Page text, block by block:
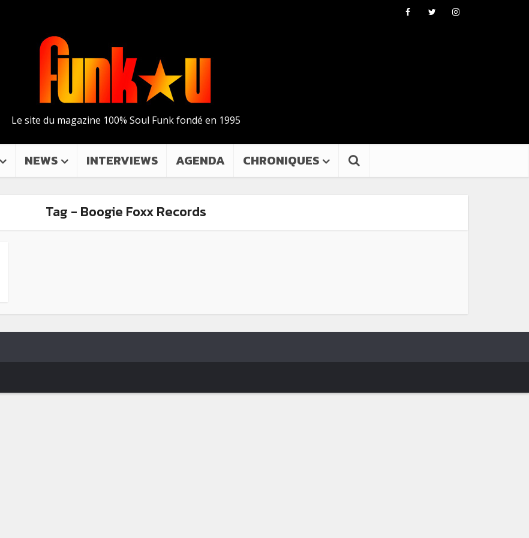
Le site du magazine 100% Soul Funk fondé en 1995
NEWS INTERVIEWS AGENDA CHRONIQUES
Tag - Boogie Foxx Records